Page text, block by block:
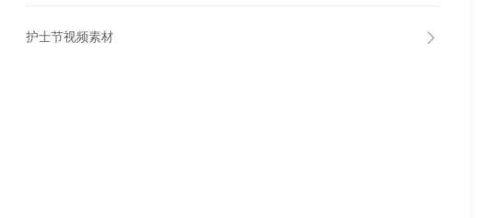
护士节视频素材 